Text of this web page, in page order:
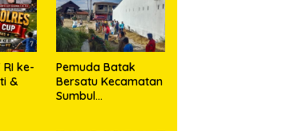
RI ke-
&
Pemuda Batak
Bersatu Kecamatan
Sumbul